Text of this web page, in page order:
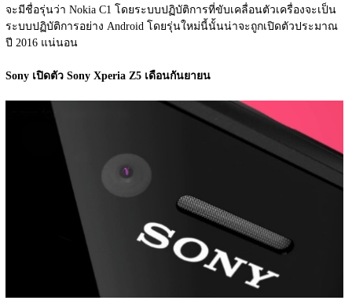
จะมีชื่อรุ่นว่า Nokia C1 โดยระบบปฏิบัติการที่ขับเคลื่อนตัวเครื่องจะเป็น
ระบบปฏิบัติการอย่าง Android โดยรุ่นใหม่นี้นั้นน่าจะถูกเปิดตัวประมาณ
ปี 2016 แน่นอน
Sony เปิดตัว Sony Xperia Z5 เดือนกันยายน